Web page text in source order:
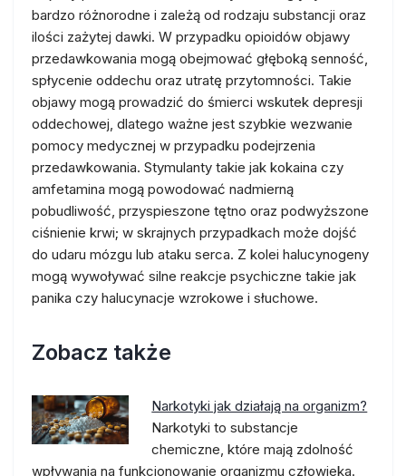
bardzo różnorodne i zależą od rodzaju substancji oraz
ilości zażytej dawki. W przypadku opioidów objawy
przedawkowania mogą obejmować głęboką senność,
spłycenie oddechu oraz utratę przytomności. Takie
objawy mogą prowadzić do śmierci wskutek depresji
oddechowej, dlatego ważne jest szybkie wezwanie
pomocy medycznej w przypadku podejrzenia
przedawkowania. Stymulanty takie jak kokaina czy
amfetamina mogą powodować nadmierną
pobudliwość, przyspieszone tętno oraz podwyższone
ciśnienie krwi; w skrajnych przypadkach może dojść
do udaru mózgu lub ataku serca. Z kolei halucynogeny
mogą wywoływać silne reakcje psychiczne takie jak
panika czy halucynacje wzrokowe i słuchowe.
Zobacz także
Narkotyki jak działają na organizm?
Narkotyki to substancje
chemiczne, które mają zdolność
wpływania na funkcjonowanie organizmu człowieka.